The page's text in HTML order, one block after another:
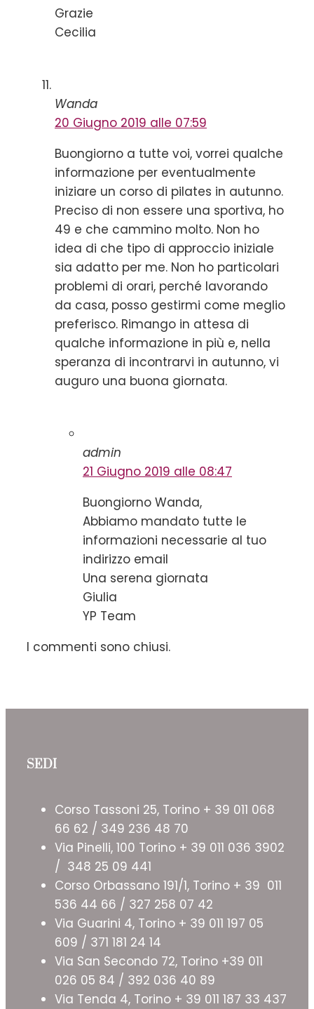
Grazie
Cecilia
Wanda
20 Giugno 2019 alle 07:59
Buongiorno a tutte voi, vorrei qualche
informazione per eventualmente
iniziare un corso di pilates in autunno.
Preciso di non essere una sportiva, ho
49 e che cammino molto. Non ho
idea di che tipo di approccio iniziale
sia adatto per me. Non ho particolari
problemi di orari, perché lavorando
da casa, posso gestirmi come meglio
preferisco. Rimango in attesa di
qualche informazione in più e, nella
speranza di incontrarvi in autunno, vi
auguro una buona giornata.
admin
21 Giugno 2019 alle 08:47
Buongiorno Wanda,
Abbiamo mandato tutte le
informazioni necessarie al tuo
indirizzo email
Una serena giornata
Giulia
YP Team
I commenti sono chiusi.
SEDI
Corso Tassoni 25, Torino + 39 011 068
66 62 / 349 236 48 70
Via Pinelli, 100 Torino + 39 011 036 3902
/ 348 25 09 441
Corso Orbassano 191/1, Torino + 39 011
536 44 66 / 327 258 07 42
Via Guarini 4, Torino + 39 011 197 05
609 / 371 181 24 14
Via San Secondo 72, Torino +39 011
026 05 84 / 392 036 40 89
Via Tenda 4, Torino + 39 011 187 33 437